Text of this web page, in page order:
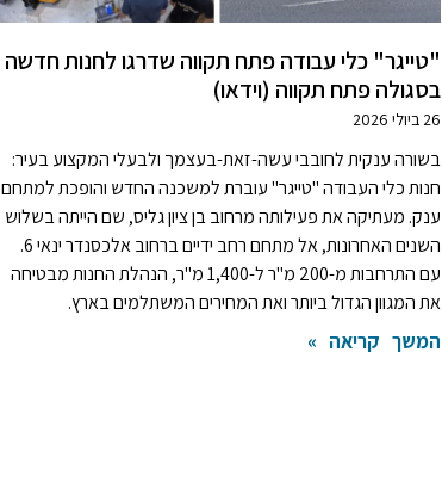
"טייגר" כלי עבודה פתח תקווה שדרגו לחנות חדשה
בסגולה פתח תקווה (וידאו)
26 ביולי 2026
בשורה ענקית לחובבי עשה-זאת-בעצמך ולבעלי המקצוע בעיר:
חנות כלי העבודה "טייגר" עוברת למשכנה החדש והופכת למתחם
ענק. מעתיקה את פעילותה מרחוב בן ציון גליס, שם הייתה בשלוש
השנים האחרונות, אל מתחם רחב ידיים ברחוב אלכסנדר ינאי 6.
עם התרחבות מ-200 מ"ר ל-1,400 מ"ר, הנהלת החנות מבטיחה
את המגוון הגדול ביותר ואת המחירים המשתלמים בארץ.
המשך קריאה »